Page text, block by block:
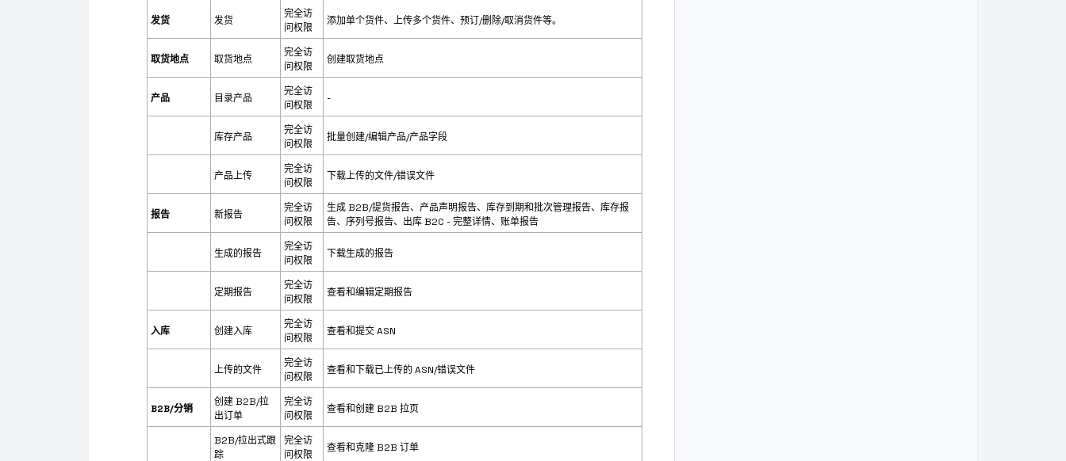
发货 发货
完全访
问权限
添加单个货件、上传多个货件、预订/删除/取消货件等。
取货地点 取货地点
完全访
问权限
创建取货地点
产品 目录产品
完全访
问权限
-
库存产品
完全访
问权限
批量创建/编辑产品/产品字段
产品上传
完全访
问权限
下载上传的文件/错误文件
报告 新报告
完全访
问权限
生成 B2B/提货报告、产品声明报告、库存到期和批次管理报告、库存报
告、序列号报告、出库 B2C - 完整详情、 账单报告
生成的报告
完全访
问权限
下载生成的报告
定期报告
完全访
问权限
查看和编辑定期报告
入库 创建入库
完全访
问权限
查看和提交 ASN
上传的文件
完全访
问权限
查看和下载已上传的 ASN/错误文件
B2B/分销
创建 B2B/拉
出订单
完全访
问权限
查看和创建 B2B 拉页
B2B/拉出式跟
踪
完全访
问权限
查看和克隆 B2B 订单